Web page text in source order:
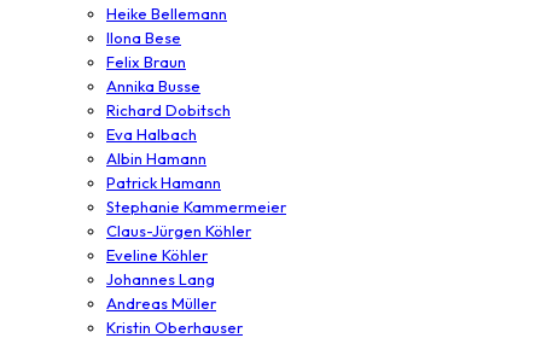
Heike Bellemann
Ilona Bese
Felix Braun
Annika Busse
Richard Dobitsch
Eva Halbach
Albin Hamann
Patrick Hamann
Stephanie Kammermeier
Claus-Jürgen Köhler
Eveline Köhler
Johannes Lang
Andreas Müller
Kristin Oberhauser